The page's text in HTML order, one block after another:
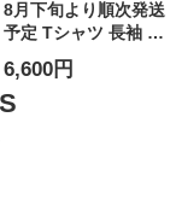
8月下旬より順次発送
予定 Tシャツ 長袖 メ
ンズ 大きいサイズ フ
ロントロゴ×バックサ
ークルプリント ロン
6,600円